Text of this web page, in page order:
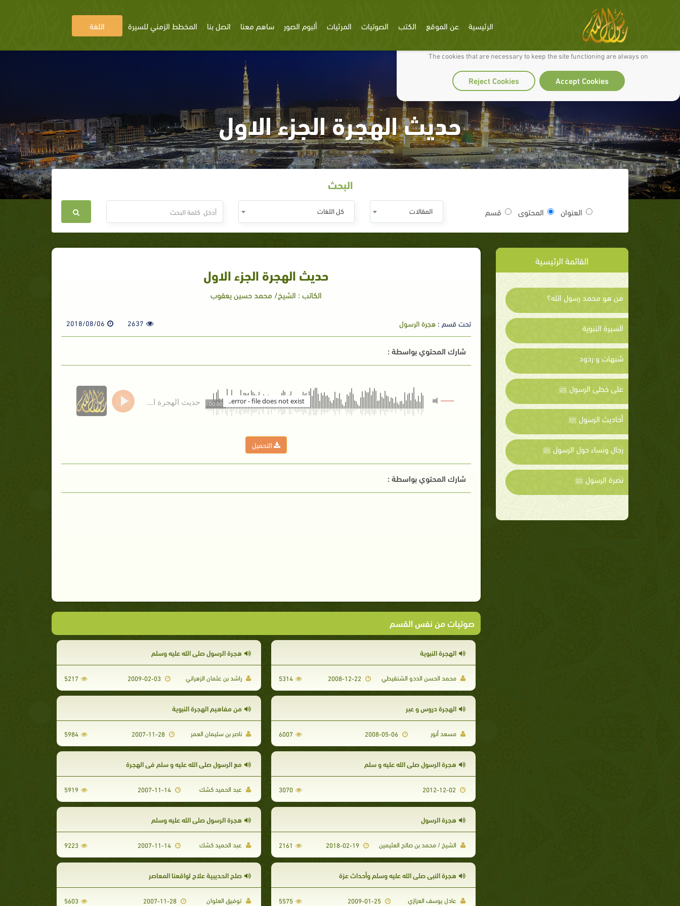
We use cookies to make our site work well for you and so we can continually improve it.
The cookies that are necessary to keep the site functioning are always on
Accept Cookies
Reject Cookies
الرئيسية عن الموقع الكتب الصوتيات المرئيات ألبوم الصور ساهم معنا اتصل بنا المخطط الزمني للسيرة اللغة
حديث الهجرة الجزء الاول
البحث
العنوان المحتوى قسم المقالات كل اللغات
القائمة الرئيسية
من هو محمد رسول الله؟
السيرة النبوية
شبهات و ردود
على خطى الرسول ﷺ
أحاديث الرسول ﷺ
رجال ونساء حول الرسول ﷺ
نصرة الرسول ﷺ
حديث الهجرة الجزء الاول
الكاتب : الشيخ/ محمد حسين يعقوب
تحت قسم :هجرة الرسول 2637
2018/08/06
شارك المحتوي بواسطة :
حديث الهجرة الجزء الاول 00:00 error - file does not exist..
التحميل
شارك المحتوي بواسطة :
صوتيات من نفس القسم
الهجرة النبوية
محمد الحسن الددو الشنقيطي 5314
هجرة الرسول صلى الله عليه وسلم
راشد بن عثمان الزهراني 5217
الهجرة دروس و عبر
مسعد أنور 2008-05-06
6007
من مفاهيم الهجرة النبوية
ناصر بن سليمان العمر 2007-11-28
5984
هجرة الرسول صلى الله عليه و سلم
3070
مع الرسول صلى الله عليه و سلم في الهجرة
عبد الحميد كشك 5919
هجرة الرسول
الشيخ / محمد بن صالح العثيمين 2161
هجرة الرسول صلى الله عليه وسلم
عبد الحميد كشك 9223
هجرة النبي صلى الله عليه وسلم وأحداث عزة
عادل يوسف العزازي 5575
صلح الحديبية علاج لواقعنا المعاصر
توفيق العلوان 2007-11-28
5603